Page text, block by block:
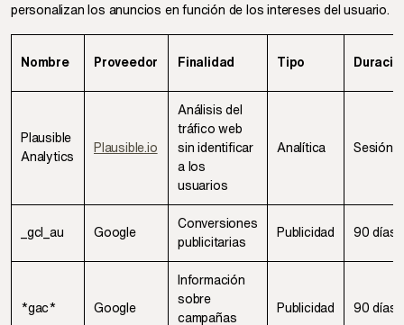
personalizan los anuncios en función de los intereses del usuario.
Nombre Proveedor Finalidad Tipo
Plausible
Analytics
Plausible.io
Análisis del
tráfico web
sin identificar
a los
usuarios
Analítica Sesión
_gcl_au Google
Conversiones
publicitarias
Publicidad 90 días
*gac* Google
Información
sobre
campañas
Publicidad 90 días